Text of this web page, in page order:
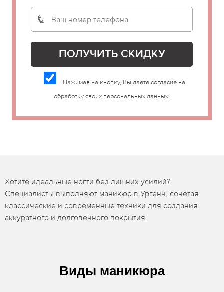
Нажимая на кнопку, Вы даете согласие на
обработку своих персональных данных.
Хотите идеальные ногти без лишних усилий?
Специалисты выполняют маникюр в Ургенч, сочетая
классические и современные техники для создания
аккуратного и долговечного покрытия.
Виды маникюра